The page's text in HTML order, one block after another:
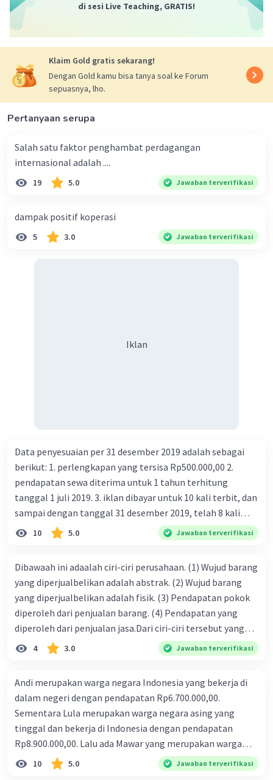
di sesi Live Teaching, GRATIS!
Klaim Gold gratis sekarang!
Dengan Gold kamu bisa tanya soal ke Forum
sepuasnya, lho.
Pertanyaan serupa
Salah satu faktor penghambat perdagangan
internasional adalah ....
19 5.0 Jawaban terverifikasi
dampak positif koperasi
5 3.0 Jawaban terverifikasi
Iklan
Data penyesuaian per 31 desember 2019 adalah sebagai
berikut: 1. perlengkapan yang tersisa Rp500.000,00 2.
pendapatan sewa diterima untuk 1 tahun terhitung
tanggal 1 juli 2019. 3. iklan dibayar untuk 10 kali terbit, dan
sampai dengan tanggal 31 desember 2019, telah 8 kali
terbit. 4. gaji terutang untuk periode berjalan sebesar
Rp800.000,00 dari data di atas, pencatatan jurnal pembalik
10 5.0 Jawaban terverifikasi
Dibawaah ini adaalah ciri-ciri perusahaan. (1) Wujud barang
yang diperjualbelikan adalah abstrak. (2) Wujud barang
yang diperjualbelikan adalah fisik. (3) Pendapatan pokok
diperoleh dari penjualan barang. (4) Pendapatan yang
diperoleh dari penjualan jasa.Dari ciri-ciri tersebut yang
merupakan ciri dari perusahaan dagang ditunjukan pada
nomor…. a. 1 dan 3 b. 3 dan 4 c. 2 dan 3 d. 1 dan 2 e. 2 dan 4
4 3.0 Jawaban terverifikasi
Andi merupakan warga negara Indonesia yang bekerja di
dalam negeri dengan pendapatan Rp6.700.000,00.
Sementara Lula merupakan warga negara asing yang
tinggal dan bekerja di Indonesia dengan pendapatan
Rp8.900.000,00. Lalu ada Mawar yang merupakan warga
negara Indonesia yang tinggal dan bekerja di luar negeri
dengan pendapatan Rp11.000.000,00. Hitunglah PNB
10 5.0 Jawaban terverifikasi